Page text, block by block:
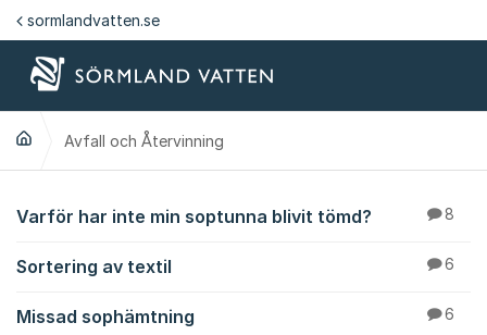
Hoppa till innehåll
sormlandvatten.se
Avfall och Återvinning
Avfall och
Varför har inte min soptunna blivit tömd? 8
Sortering av textil 6
Missad sophämtning 6